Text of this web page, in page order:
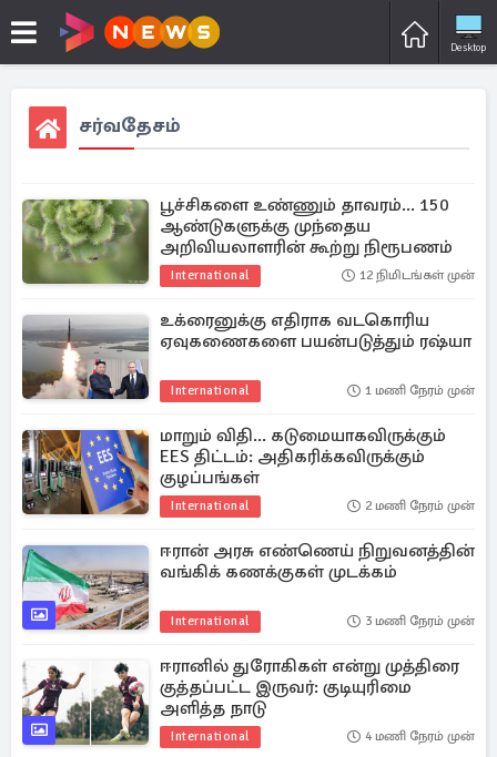
Desktop
சர்வதேசம்
பூச்சிகளை உண்ணும் தாவரம்... 150
ஆண்டுகளுக்கு முந்தைய
அறிவியலாளரின் கூற்று நிரூபணம்
International 12 நிமிடங்கள் முன்
உக்ரைனுக்கு எதிராக வடகொரிய
ஏவுகணைகளை பயன்படுத்தும் ரஷ்யா
International 1 மணி நேரம் முன்
மாறும் விதி... கடுமையாகவிருக்கும்
EES திட்டம்: அதிகரிக்கவிருக்கும்
குழப்பங்கள்
International 2 மணி நேரம் முன்
ஈரான் அரசு எண்ணெய் நிறுவனத்தின்
வங்கிக் கணக்குகள் முடக்கம்
International 3 மணி நேரம் முன்
ஈரானில் துரோகிகள் என்று முத்திரை
குத்தப்பட்ட இருவர்: குடியுரிமை
அளித்த நாடு
International 4 மணி நேரம் முன்